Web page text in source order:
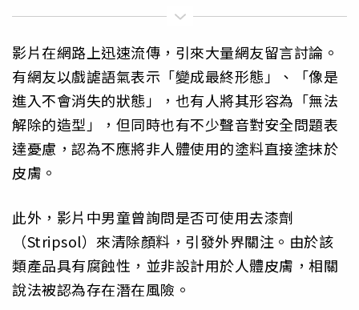
影片在網路上迅速流傳，引來大量網友留言討論。
有網友以戲謔語氣表示「變成最終形態」、「像是
進入不會消失的狀態」，也有人將其形容為「無法
解除的造型」，但同時也有不少聲音對安全問題表
達憂慮，認為不應將非人體使用的塗料直接塗抹於
皮膚。
此外，影片中男童曾詢問是否可使用去漆劑
（Stripsol）來清除顏料，引發外界關注。由於該
類產品具有腐蝕性，並非設計用於人體皮膚，相關
說法被認為存在潛在風險。